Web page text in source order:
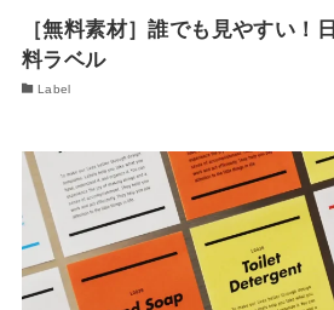
［無料素材］誰でも見やすい！
料ラベル
Label